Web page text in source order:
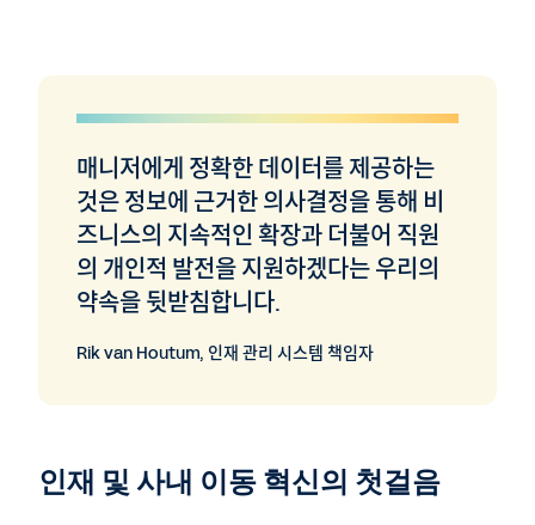
매니저에게 정확한 데이터를 제공하는
것은 정보에 근거한 의사결정을 통해 비
즈니스의 지속적인 확장과 더불어 직원
의 개인적 발전을 지원하겠다는 우리의
약속을 뒷받침합니다.
Rik van Houtum, 인재 관리 시스템 책임자
인재 및 사내 이동 혁신의 첫걸음